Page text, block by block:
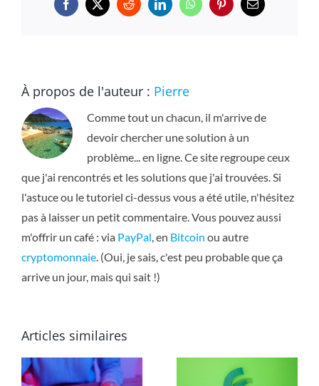
Facebook
X RedditLinkedInWhatsAppPinterestEmail
À propos de l'auteur : Pierre
Comme tout un chacun, il m'arrive de
devoir chercher une solution à un
problème... en ligne. Ce site regroupe ceux
que j'ai rencontrés et les solutions que j'ai trouvées. Si
l'astuce ou le tutoriel ci-dessus vous a été utile, n'hésitez
pas à laisser un petit commentaire. Vous pouvez aussi
m'offrir un café : via PayPal , en Bitcoin ou autre
cryptomonnaie . (Oui, je sais, c'est peu probable que ça
arrive un jour, mais qui sait !)
Articles similaires